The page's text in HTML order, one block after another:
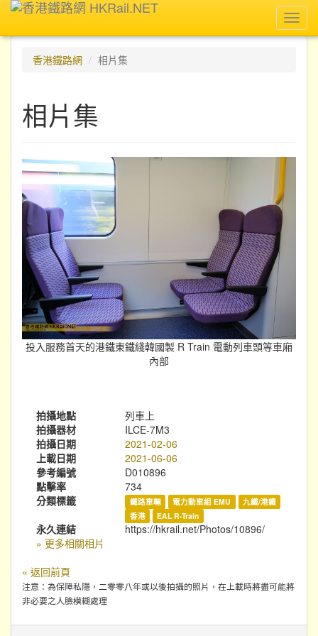
香港鐵路網
相片集
相片集
投入服務首天的港鐵東鐵綫韓國製 R Train 電動列車頭等車廂
內部
拍攝地點
列車上
拍攝器材
ILCE-7M3
拍攝日期
2021-02-06
上載日期
2021-06-06
參考編號
D010896
點擊率
734
分類標籤
鐵路車輛 電力動車組 EMU
九鐵/港鐵
香港
EAL R-Train
永久連結
https://hkrail.net/Photos/10896/
» 更多相關相片
« 返回前頁
注意：為保障私隱，二零零八年或以後拍攝的照片，在上載時將盡可能將
非必要之人臉模糊處理